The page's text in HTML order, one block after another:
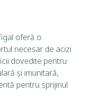
oferă o
necesar de acizi
dovedite pentru
și imunitară,
pentru sprijinul